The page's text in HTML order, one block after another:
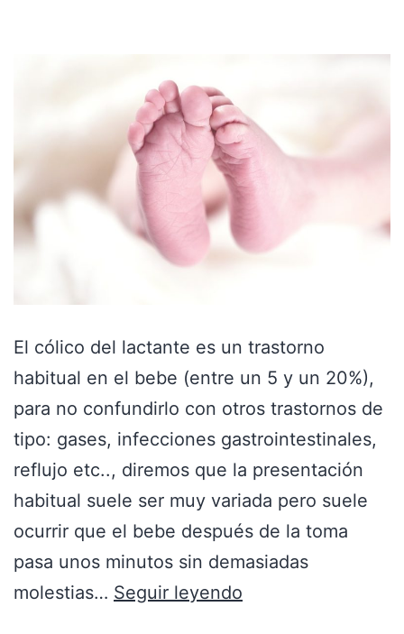
El cólico del lactante es un trastorno
habitual en el bebe (entre un 5 y un 20%),
para no confundirlo con otros trastornos de
tipo: gases, infecciones gastrointestinales,
reflujo etc.., diremos que la presentación
habitual suele ser muy variada pero suele
ocurrir que el bebe después de la toma
pasa unos minutos sin demasiadas
molestias… Seguir leyendo